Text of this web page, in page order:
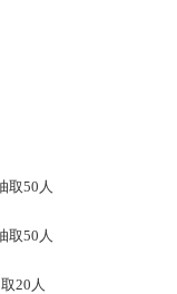
取50人
取50人
20人